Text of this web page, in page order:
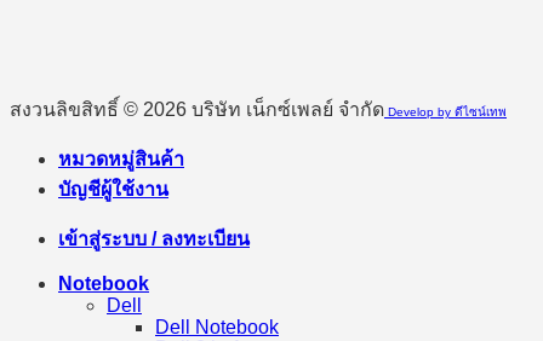
สงวนลิขสิทธิ์ © 2026 บริษัท เน็กซ์เพลย์ จำกัด Develop by ดีไซน์เทพ
หมวดหมู่สินค้า
บัญชีผู้ใช้งาน
เข้าสู่ระบบ / ลงทะเบียน
Notebook
Dell
Dell Notebook